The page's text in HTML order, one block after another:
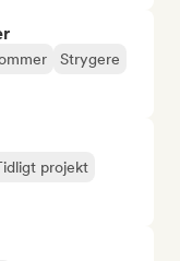
Strygere
projekt